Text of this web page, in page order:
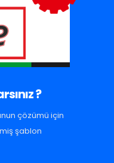
?
çözümü için
şablon